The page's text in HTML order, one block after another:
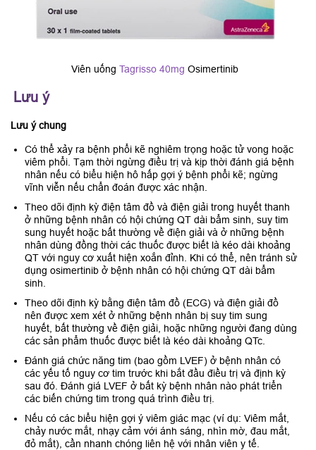
Viên uốngTagrisso 40mg Osimertinib
Lưu ý
Lưu ý chung
Có thể xảy ra bệnh phổi kẽ nghiêm trọng hoặc tử vong hoặc
viêm phổi. Tạm thời ngừng điều trị và kịp thời đánh giá bệnh
nhân nếu có biểu hiện hô hấp gợi ý bệnh phổi kẽ; ngừng
vĩnh viễn nếu chẩn đoán được xác nhận.
Theo dõi định kỳ điện tâm đồ và điện giải trong huyết thanh
ở những bệnh nhân có hội chứng QT dài bẩm sinh, suy tim
sung huyết hoặc bất thường về điện giải và ở những bệnh
nhân dùng đồng thời các thuốc được biết là kéo dài khoảng
QT với nguy cơ xuất hiện xoắn đỉnh. Khi có thể, nên tránh sử
dụng osimertinib ở bệnh nhân có hội chứng QT dài bẩm
sinh.
Theo dõi định kỳ bằng điện tâm đồ (ECG) và điện giải đồ
nên được xem xét ở những bệnh nhân bị suy tim sung
huyết, bất thường về điện giải, hoặc những người đang dùng
các sản phẩm thuốc được biết là kéo dài khoảng QTc.
Đánh giá chức năng tim (bao gồm LVEF) ở bệnh nhân có
các yếu tố nguy cơ tim trước khi bắt đầu điều trị và định kỳ
sau đó. Đánh giá LVEF ở bất kỳ bệnh nhân nào phát triển
các biến chứng tim trong quá trình điều trị.
Nếu có các biểu hiện gợi ý viêm giác mạc (ví dụ: Viêm mắt,
chảy nước mắt, nhạy cảm với ánh sáng, nhìn mờ, đau mắt,
đỏ mắt), cần nhanh chóng liên hệ với nhân viên y tế.